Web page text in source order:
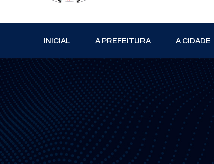
INICIAL A PREFEITURA A CIDADE